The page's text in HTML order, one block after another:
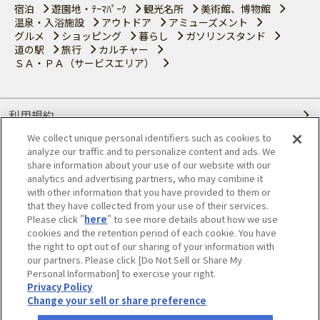
宿泊
遊園地・ﾃｰﾏﾊﾟｰｸ 観光名所
美術館、博物館
温泉・入浴施設
アウトドア
アミューズメント
グルメ
ショッピング 暮らし
ガソリンスタンド
道の駅
旅行
カルチャー
ＳＡ・ＰＡ（サービスエリア）
利用規約
個人情報の取り扱いについて
会員優待サービスの提携をご検討の方へ
JAFホームページ
© JAPAN AUTOMOBILE FEDERATION. All rights reserved.
We collect unique personal identifiers such as cookies to
analyze our traffic and to personalize content and ads. We
share information about your use of our website with our
analytics and advertising partners, who may combine it
with other information that you have provided to them or
that they have collected from your use of their services.
Please click "here" to see more details about how we use
cookies and the retention period of each cookie. You have
the right to opt out of our sharing of your information with
our partners. Please click [Do Not Sell or Share My
Personal Information] to exercise your right.
Privacy Policy
Change your sell or share preference